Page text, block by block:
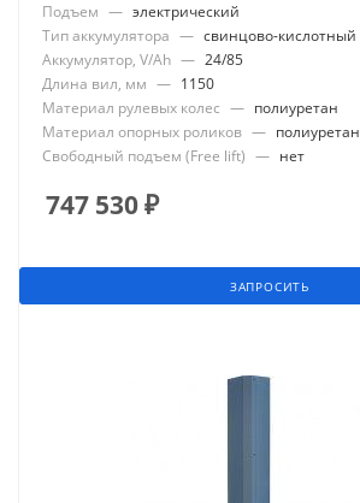
Подъем — электрический
Тип аккумулятора — свинцово-кислотный
Аккумулятор, V/Ah — 24/85
Длина вил, мм — 1150
Материал рулевых колес — полиуретан
Материал опорных роликов — полиуретан
Свободный подъем (Free lift) — нет
747 530₽
ЗАПРОСИТЬ